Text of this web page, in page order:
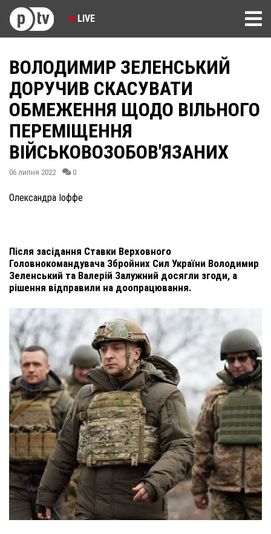
LIVE
ВОЛОДИМИР ЗЕЛЕНСЬКИЙ
ДОРУЧИВ СКАСУВАТИ
ОБМЕЖЕННЯ ЩОДО ВІЛЬНОГО
ПЕРЕМІЩЕННЯ
ВІЙСЬКОВОЗОБОВ'ЯЗАНИХ
06 липня 2022 0
Олександра Іоффе
Після засідання Ставки Верховного
Головнокомандувача Збройних Сил України Володимир
Зеленський та Валерій Залужний досягли згоди, а
рішення відправили на доопрацювання.